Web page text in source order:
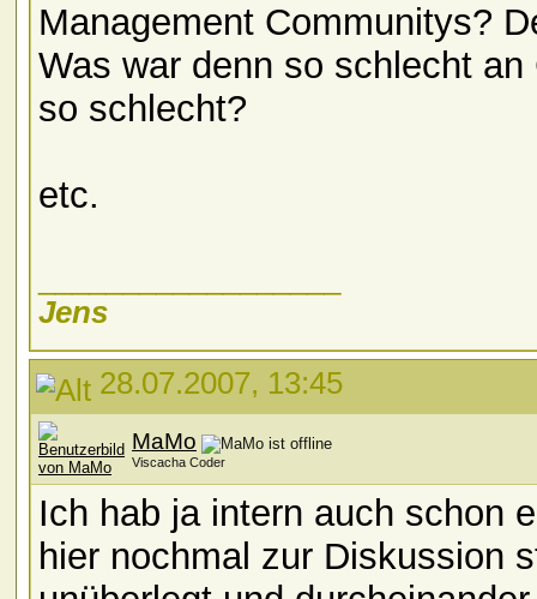
Management Communitys?
Was war denn so schlecht
so schlecht?
etc.
Jens
28.07.2007, 13:45
MaMo
Viscacha Coder
Ich hab ja intern auch schon
hier nochmal zur Diskussion